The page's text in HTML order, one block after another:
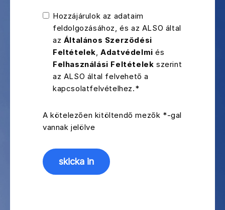
Hozzájárulok az adataim
feldolgozásához, és az ALSO által
az Általános Szerződési
Feltételek,Adatvédelmi és
Felhasználási Feltételek szerint
az ALSO által felvehető a
kapcsolatfelvételhez.*
A kötelezően kitöltendő mezők *-gal
vannak jelölve